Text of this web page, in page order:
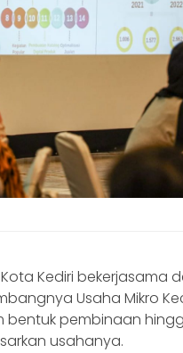
Kediri bekerjasama
Usaha Mikro
bentuk pembinaan
usahanya.